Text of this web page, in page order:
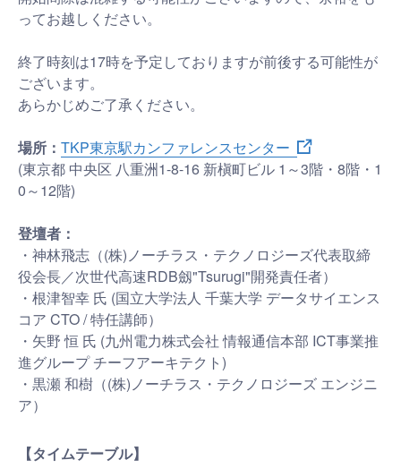
ってお越しください。
終了時刻は17時を予定しておりますが前後する可能性が
ございます。
あらかじめご了承ください。
場所： TKP東京駅カンファレンスセンター
(東京都 中央区 八重洲1-8-16 新槇町ビル 1～3階・8階・1
0～12階)
登壇者：
・神林飛志（(株)ノーチラス・テクノロジーズ代表取締
役会長／次世代高速RDB劔"Tsurugi"開発責任者）
・根津智幸 氏 (国立大学法人 千葉大学 データサイエンス
コア CTO / 特任講師）
・矢野 恒 氏 (九州電力株式会社 情報通信本部 ICT事業推
進グループ チーフアーキテクト)
・黒瀬 和樹（(株)ノーチラス・テクノロジーズ エンジニ
ア）
【タイムテーブル】